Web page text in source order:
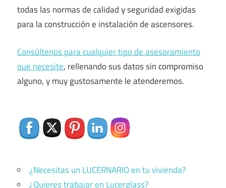
todas las normas de calidad y seguridad exigidas
para la construcción e instalación de ascensores.
Consúltenos para cualquier tipo de asesoramiento
que necesite, rellenando sus datos sin compromiso
alguno, y muy gustosamente le atenderemos.
¿Necesitas un LUCERNARIO en tu vivienda?
¿Quieres trabajar en Lucerglass?